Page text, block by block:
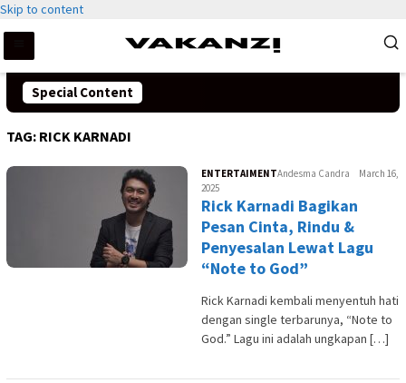
Skip to content
Special Content
TAG: RICK KARNADI
ENTERTAIMENTAndesma Candra
March 16,
2025
Rick Karnadi Bagikan
Pesan Cinta, Rindu &
Penyesalan Lewat Lagu
“Note to God”
Rick Karnadi kembali menyentuh hati
dengan single terbarunya, “Note to
God.” Lagu ini adalah ungkapan […]